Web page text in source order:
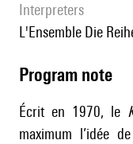
interpreters
l'Ensemble Die
Program note
Écrit en 1970, le
maximum l’idée